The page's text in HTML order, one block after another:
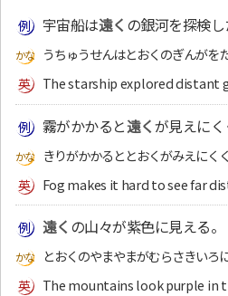
宇宙船は遠くの銀河を探検し
うちゅうせんはとおくのぎんがを
The starship explored distant
霧がかかると遠くが見えにく
きりがかかるととおくがみえにく
Fog makes it hard to see far
遠くの山々が紫色に見える。
とおくのやまやまがむらさきいろ
The mountains look purple in